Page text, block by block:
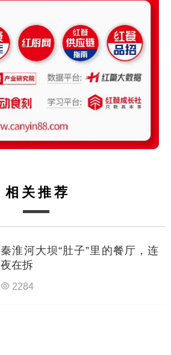
相关推荐
秦淮河大坝“肚子”里的餐厅，连
夜在拆
2284